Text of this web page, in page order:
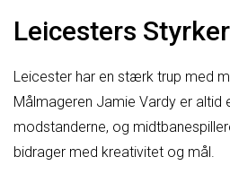
Leicesters Styrker
Leicester har en stærk trup med
Målmageren Jamie Vardy er altid
modstanderne, og
bidrager med kreativitet og mål.